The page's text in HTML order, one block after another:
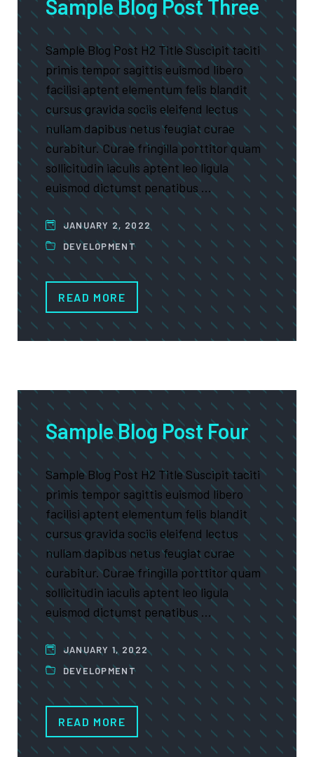
Sample Blog Post Three
Sample Blog Post H2 Title Suscipit taciti
primis tempor sagittis euismod libero
facilisi aptent elementum felis blandit
cursus gravida sociis eleifend lectus
nullam dapibus netus feugiat curae
curabitur. Curae fringilla porttitor quam
sollicitudin iaculis aptent leo ligula
euismod dictumst penatibus …
JANUARY 2, 2022
DEVELOPMENT
READ MORE
Sample Blog Post Four
Sample Blog Post H2 Title Suscipit taciti
primis tempor sagittis euismod libero
facilisi aptent elementum felis blandit
cursus gravida sociis eleifend lectus
nullam dapibus netus feugiat curae
curabitur. Curae fringilla porttitor quam
sollicitudin iaculis aptent leo ligula
euismod dictumst penatibus …
JANUARY 1, 2022
DEVELOPMENT
READ MORE